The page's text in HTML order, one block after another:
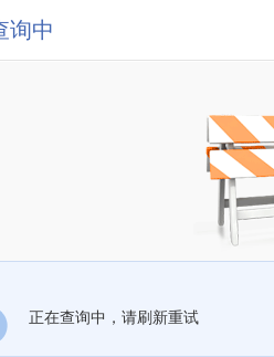
询中
正在查询中，请刷新重试